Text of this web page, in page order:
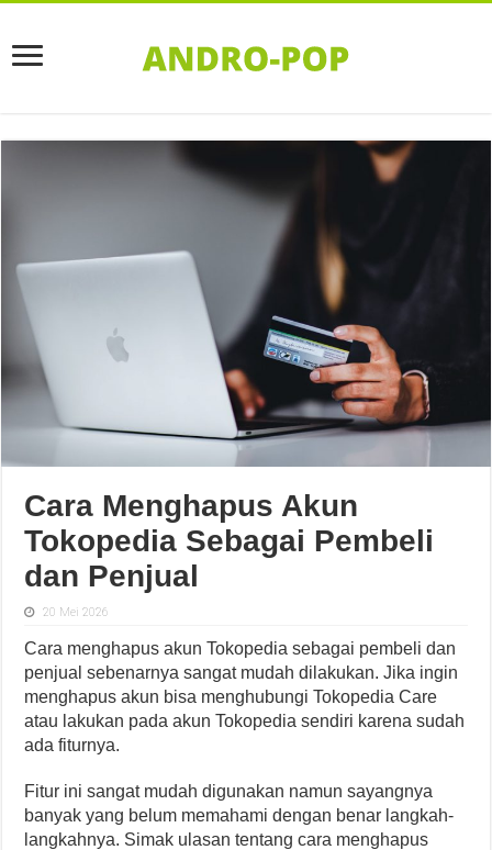
Cara Menghapus Akun
Tokopedia Sebagai Pembeli
dan Penjual
20 Mei 2026
Cara menghapus akun Tokopedia sebagai pembeli dan
penjual sebenarnya sangat mudah dilakukan. Jika ingin
menghapus akun bisa menghubungi Tokopedia Care
atau lakukan pada akun Tokopedia sendiri karena sudah
ada fiturnya.
Fitur ini sangat mudah digunakan namun sayangnya
banyak yang belum memahami dengan benar langkah-
langkahnya. Simak ulasan tentang cara menghapus